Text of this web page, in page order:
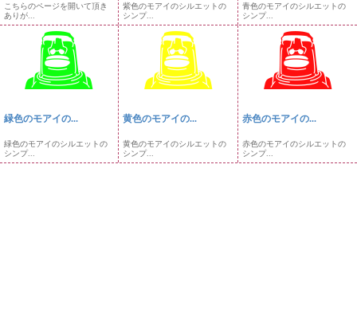
こちらのページを開いて頂き
ありが...
紫色のモアイのシルエットの
シンプ...
青色のモアイのシルエットの
シンプ...
緑色のモアイの...
緑色のモアイのシルエットの
シンプ...
黄色のモアイの...
黄色のモアイのシルエットの
シンプ...
赤色のモアイの...
赤色のモアイのシルエットの
シンプ...